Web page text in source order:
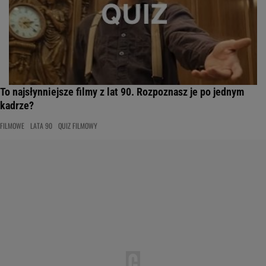
To najsłynniejsze filmy z lat 90. Rozpoznasz je po jednym
kadrze?
FILMOWE LATA 90 QUIZ FILMOWY